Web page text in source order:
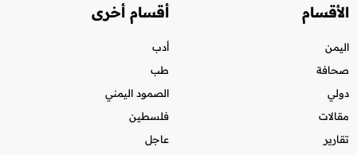
الأقسام
اليمن
صحافة
دولي
مقالات
تقارير
أقسام أخرى
أدب
طب
الصمود اليمني
فلسطين
عاجل